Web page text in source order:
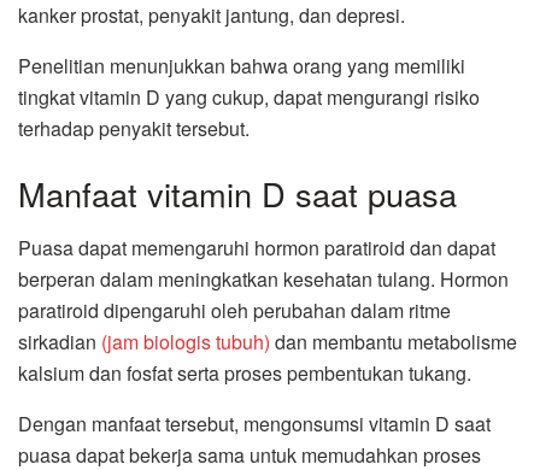
kanker prostat, penyakit jantung, dan depresi.
Penelitian menunjukkan bahwa orang yang memiliki
tingkat vitamin D yang cukup, dapat mengurangi risiko
terhadap penyakit tersebut.
Manfaat vitamin D saat puasa
Puasa dapat memengaruhi hormon paratiroid dan dapat
berperan dalam meningkatkan kesehatan tulang. Hormon
paratiroid dipengaruhi oleh perubahan dalam ritme
sirkadian (jam biologis tubuh) dan membantu metabolisme
kalsium dan fosfat serta proses pembentukan tukang.
Dengan manfaat tersebut, mengonsumsi vitamin D saat
puasa dapat bekerja sama untuk memudahkan proses